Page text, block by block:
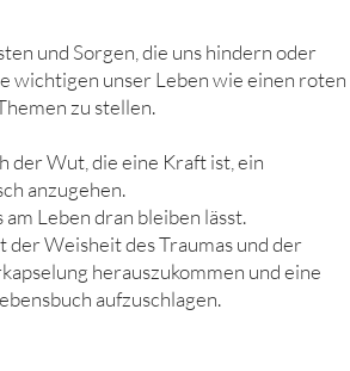
und Sorgen, die uns hindern oder
wichtigen unser Leben wie einen roten
zu stellen.
der Wut, die eine Kraft ist, ein
anzugehen.
Leben dran bleiben lässt.
Weisheit des Traumas und der
herauszukommen und eine
aufzuschlagen.